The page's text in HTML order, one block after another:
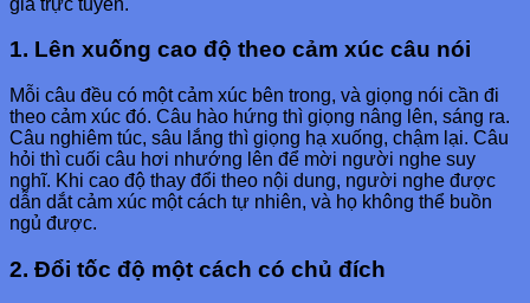
1. Lên xuống cao độ theo cảm xúc câu nói
Mỗi câu đều có một cảm xúc bên trong, và giọng nói cần đi
theo cảm xúc đó. Câu hào hứng thì giọng nâng lên, sáng ra.
Câu nghiêm túc, sâu lắng thì giọng hạ xuống, chậm lại. Câu
hỏi thì cuối câu hơi nhướng lên để mời người nghe suy
nghĩ. Khi cao độ thay đổi theo nội dung, người nghe được
dẫn dắt cảm xúc một cách tự nhiên, và họ không thể buồn
ngủ được.
2. Đổi tốc độ một cách có chủ đích